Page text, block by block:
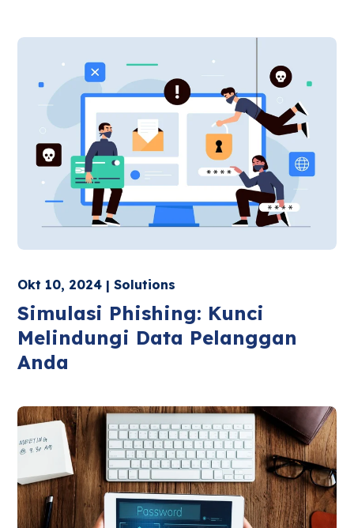
Okt 10, 2024 | Solutions
Simulasi Phishing: Kunci
Melindungi Data Pelanggan
Anda